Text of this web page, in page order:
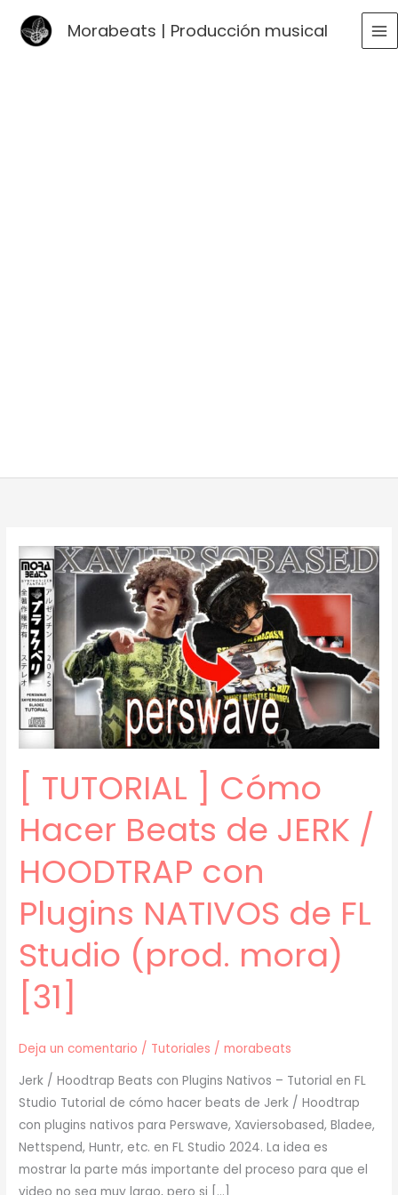
Morabeats | Producción musical
[ TUTORIAL ] Cómo
Hacer Beats de JERK /
HOODTRAP con
Plugins NATIVOS de FL
Studio (prod. mora)
[31]
Deja un comentario / Tutoriales /morabeats
Jerk / Hoodtrap Beats con Plugins Nativos – Tutorial en FL
Studio Tutorial de cómo hacer beats de Jerk / Hoodtrap
con plugins nativos para Perswave, Xaviersobased, Bladee,
Nettspend, Huntr, etc. en FL Studio 2024. La idea es
mostrar la parte más importante del proceso para que el